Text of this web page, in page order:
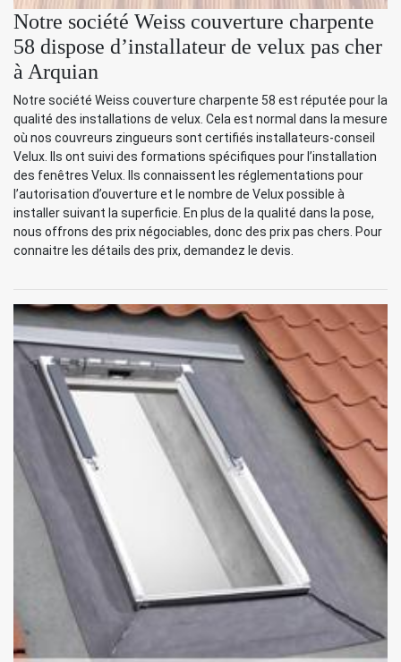
Notre société Weiss couverture charpente
58 dispose d’installateur de velux pas cher
à Arquian
Notre société Weiss couverture charpente 58 est réputée pour la
qualité des installations de velux. Cela est normal dans la mesure
où nos couvreurs zingueurs sont certifiés installateurs-conseil
Velux. Ils ont suivi des formations spécifiques pour l’installation
des fenêtres Velux. Ils connaissent les réglementations pour
l’autorisation d’ouverture et le nombre de Velux possible à
installer suivant la superficie. En plus de la qualité dans la pose,
nous offrons des prix négociables, donc des prix pas chers. Pour
connaitre les détails des prix, demandez le devis.